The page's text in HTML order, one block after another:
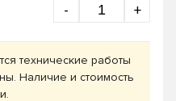
- +
технические работы
Наличие и стоимость